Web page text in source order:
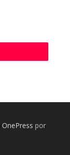
OnePress por